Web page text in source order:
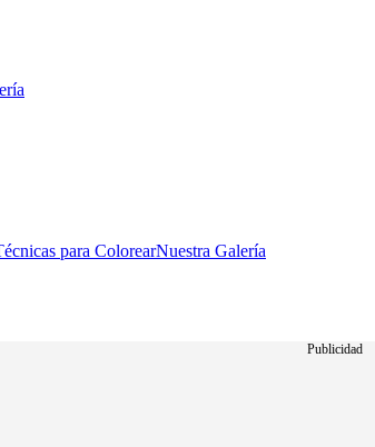
para ColorearNuestra Galería
Publicidad